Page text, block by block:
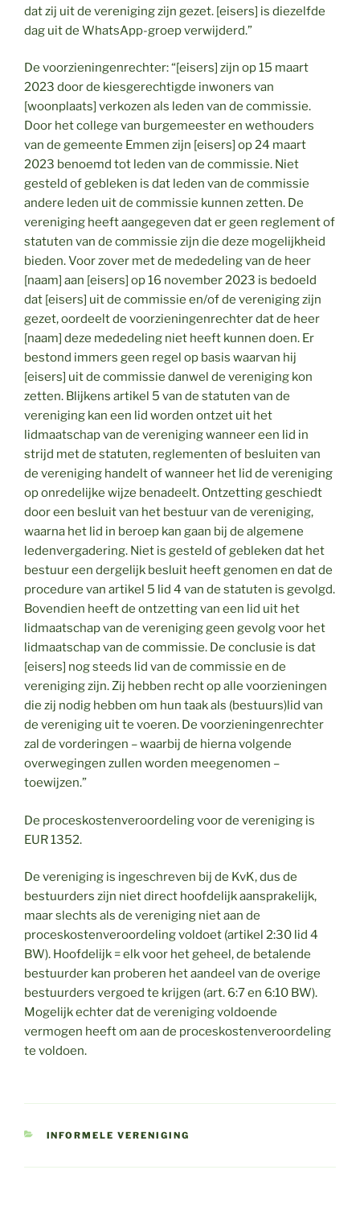
dat zij uit de vereniging zijn gezet. [eisers] is diezelfde
dag uit de WhatsApp-groep verwijderd.”
De voorzieningenrechter: “[eisers] zijn op 15 maart
2023 door de kiesgerechtigde inwoners van
[woonplaats] verkozen als leden van de commissie.
Door het college van burgemeester en wethouders
van de gemeente Emmen zijn [eisers] op 24 maart
2023 benoemd tot leden van de commissie. Niet
gesteld of gebleken is dat leden van de commissie
andere leden uit de commissie kunnen zetten. De
vereniging heeft aangegeven dat er geen reglement of
statuten van de commissie zijn die deze mogelijkheid
bieden. Voor zover met de mededeling van de heer
[naam] aan [eisers] op 16 november 2023 is bedoeld
dat [eisers] uit de commissie en/of de vereniging zijn
gezet, oordeelt de voorzieningenrechter dat de heer
[naam] deze mededeling niet heeft kunnen doen. Er
bestond immers geen regel op basis waarvan hij
[eisers] uit de commissie danwel de vereniging kon
zetten. Blijkens artikel 5 van de statuten van de
vereniging kan een lid worden ontzet uit het
lidmaatschap van de vereniging wanneer een lid in
strijd met de statuten, reglementen of besluiten van
de vereniging handelt of wanneer het lid de vereniging
op onredelijke wijze benadeelt. Ontzetting geschiedt
door een besluit van het bestuur van de vereniging,
waarna het lid in beroep kan gaan bij de algemene
ledenvergadering. Niet is gesteld of gebleken dat het
bestuur een dergelijk besluit heeft genomen en dat de
procedure van artikel 5 lid 4 van de statuten is gevolgd.
Bovendien heeft de ontzetting van een lid uit het
lidmaatschap van de vereniging geen gevolg voor het
lidmaatschap van de commissie. De conclusie is dat
[eisers] nog steeds lid van de commissie en de
vereniging zijn. Zij hebben recht op alle voorzieningen
die zij nodig hebben om hun taak als (bestuurs)lid van
de vereniging uit te voeren. De voorzieningenrechter
zal de vorderingen – waarbij de hierna volgende
overwegingen zullen worden meegenomen –
toewijzen.”
De proceskostenveroordeling voor de vereniging is
EUR 1352.
De vereniging is ingeschreven bij de KvK, dus de
bestuurders zijn niet direct hoofdelijk aansprakelijk,
maar slechts als de vereniging niet aan de
proceskostenveroordeling voldoet (artikel 2:30 lid 4
BW). Hoofdelijk = elk voor het geheel, de betalende
bestuurder kan proberen het aandeel van de overige
bestuurders vergoed te krijgen (art. 6:7 en 6:10 BW).
Mogelijk echter dat de vereniging voldoende
vermogen heeft om aan de proceskostenveroordeling
te voldoen.
CATEGORIEËN
INFORMELE VERENIGING